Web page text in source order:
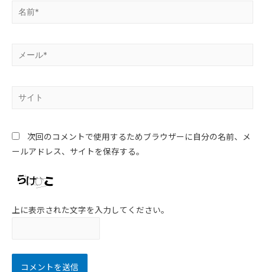
次回のコメントで使用するためブラウザーに自分の名前、メ
ールアドレス、サイトを保存する。
上に表示された文字を入力してください。